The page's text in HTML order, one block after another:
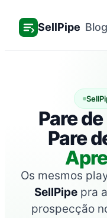
para
conteúdo
SellPipe Blog
Pare
Pare
Os mesmos
SellPipepra
prospecção